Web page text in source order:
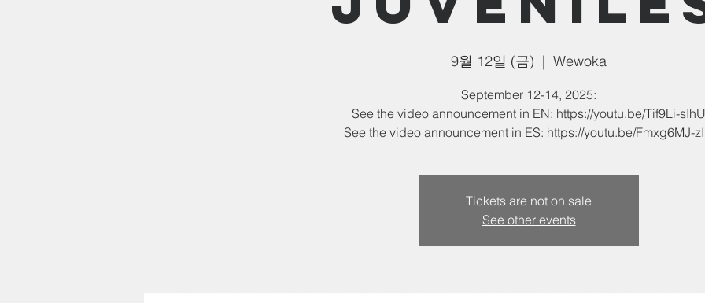
9월 12일 (금)
  |
Wewoka
September 12-14, 2025:
See the video announcement in EN: https://youtu.be/Tif9Li-sIhU
Tickets are not on sale
See other events